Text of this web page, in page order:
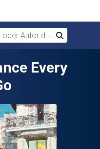
Autor durchsuchen
Suchen
Every